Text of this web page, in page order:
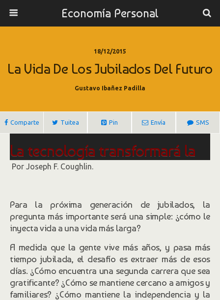
Economía Personal
18/12/2015
La Vida De Los Jubilados Del Futuro
Gustavo Ibañez Padilla
Comparte Tuitea Pin Envía SMS
La tecnología transformará la
vida de los jubilados
Por Joseph F. Coughlin.
Para la próxima generación de jubilados, la
pregunta más importante será una simple: ¿cómo le
inyecta vida a una vida más larga?
A medida que la gente vive más años, y pasa más
tiempo jubilada, el desafío es extraer más de esos
días. ¿Cómo encuentra una segunda carrera que sea
gratificante? ¿Cómo se mantiene cercano a amigos y
familiares? ¿Cómo mantiene la independencia y la